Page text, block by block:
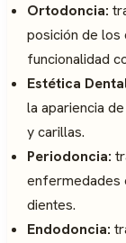
Ortodoncia:
posición de los
funcionalidad
Estética
la apariencia
y carillas.
Periodoncia:
enfermedades
dientes.
Endodoncia: